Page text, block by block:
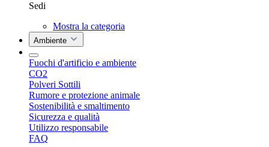
Sedi
Mostra la categoria
Ambiente
Fuochi d'artificio e ambiente
CO2
Polveri Sottili
Rumore e protezione animale
Sostenibilità e smaltimento
Sicurezza e qualità
Utilizzo responsabile
FAQ